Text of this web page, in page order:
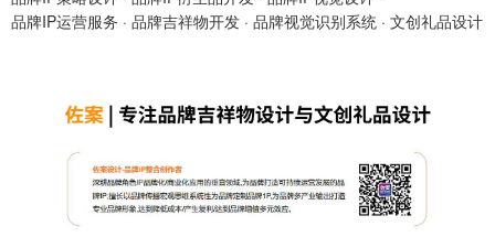
品牌IP运营服务 · 品牌吉祥物开发 · 品牌视觉识别系统 · 文创礼品设计